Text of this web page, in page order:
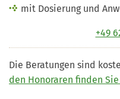
mit Dosierung und
+49
Die Beratungen sind
den Honoraren finden